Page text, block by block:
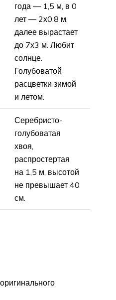
года — 1,5 м, в 0
лет — 2х0.8 м,
далее вырастает
до 7х3 м. Любит
солнце.
Голубоватой
расцветки зимой
и летом.
Серебристо-
голубоватая
хвоя,
распростертая
на 1,5 м, высотой
не превышает 40
см.